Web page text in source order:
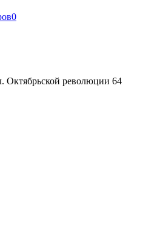
0
Октябрьской революции 64